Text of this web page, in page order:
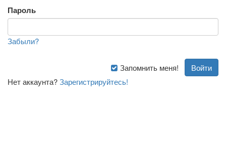
Пароль
Забыли?
Запомнить меня!
Нет аккаунта?Зарегистрируйтесь!